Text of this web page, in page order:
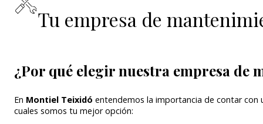
Tu empresa de
¿Por qué elegir nuestra empresa de
En Montiel Teixidó entendemos la importancia de contar con
cuales somos tu mejor opción: